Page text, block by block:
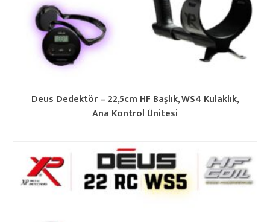
Deus Dedektör – 22,5cm HF Başlık, WS4 Kulaklık,
Ana Kontrol Ünitesi